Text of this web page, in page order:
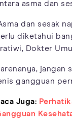
asma dan
dan sesak
diketahui
Dokter
jangan
gangguan
Juga: